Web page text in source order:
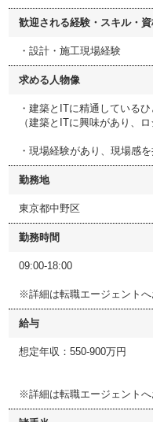
歓迎される経験・スキル・
・設計・施工現場経験
求める人物像
・建築とITに精通している
（建築とITに興味があり、
・現場経験があり、現場感
勤務地
東京都中野区
勤務時間
09:00-18:00
※詳細は転職エージェントへ
給与
想定年収：550-900万円
※詳細は転職エージェントへ